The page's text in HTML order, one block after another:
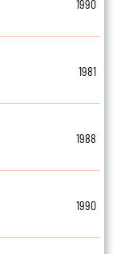
1990
1981
1988
1990